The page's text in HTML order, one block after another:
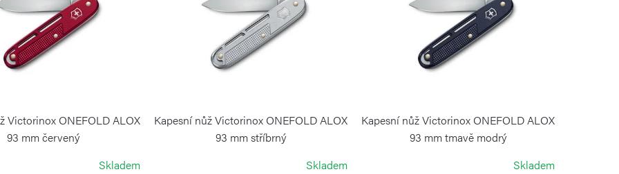
Victorinox ONEFOLD ALOX
93 mm červený
Skladem
Kapesní nůž Victorinox ONEFOLD ALOX
93 mm stříbrný
Skladem
Kapesní nůž Victorinox ONEFOLD ALOX
93 mm tmavě modrý
Skladem